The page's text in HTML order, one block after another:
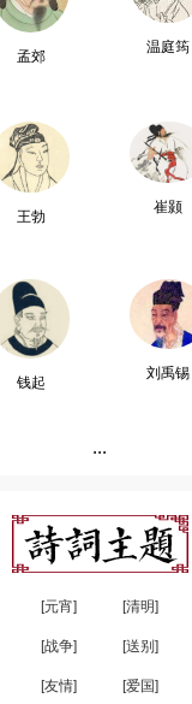
孟郊
温庭筠
王勃
崔颢
钱起
刘禹锡
...
[元宵] [清明]
[战争] [送别]
[友情] [爱国]